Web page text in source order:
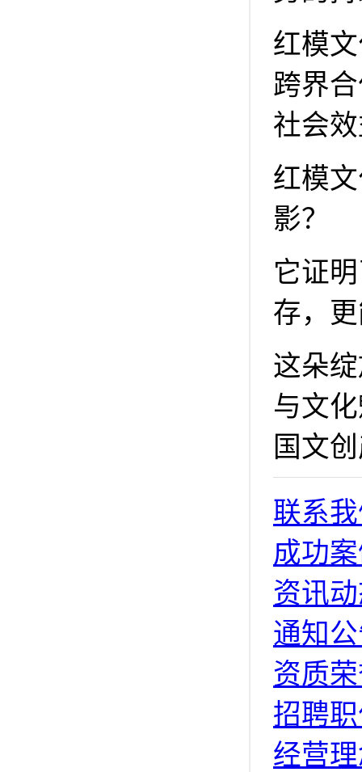
红模
跨界
社会
红模
影？
它证
存，
这朵
与文
国文
联系
成功
资讯
通知
资质
招聘
经营